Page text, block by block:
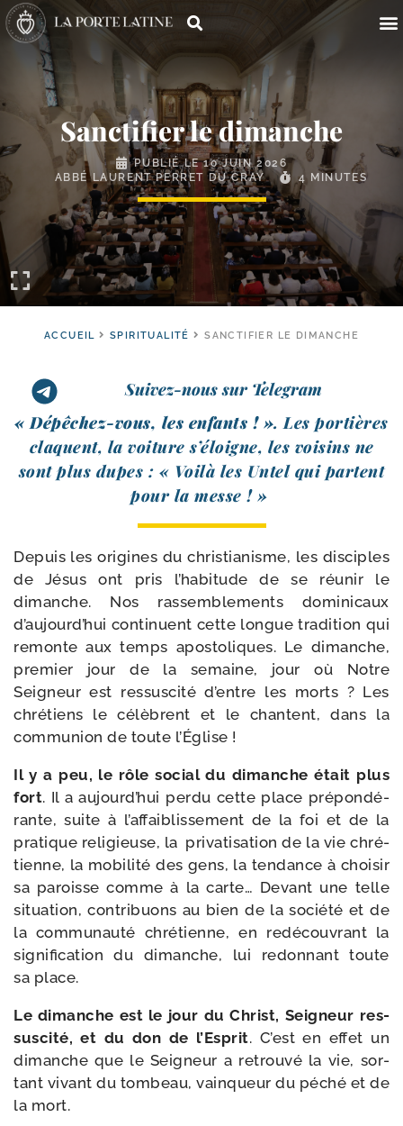
Sanctifier le dimanche
PUBLIÉ LE10 JUIN 2026
ABBÉ LAURENT PERRET DU CRAY
4 MINUTES
ACCUEIL SPIRITUALITÉ SANCTIFIER LE DIMANCHE
Suivez-nous sur Telegram
« Dépêchez-​vous, les enfants ! ». Les por­tières
claquent, la voi­ture s’éloigne, les voi­sins ne
sont plus dupes : « Voilà les Untel qui partent
pour la messe ! »
Depuis les ori­gines du chris­tia­nisme, les dis­ciples
de Jésus ont pris l’habitude de se réunir le
dimanche. Nos ras­sem­ble­ments domi­ni­caux
d’aujourd’hui conti­nuent cette longue tra­di­tion qui
remonte aux temps apos­to­liques. Le dimanche,
pre­mier jour de la semaine, jour où Notre
Seigneur est res­sus­ci­té d’entre les morts ? Les
chré­tiens le célèbrent et le chantent, dans la
com­mu­nion de toute l’Église !
Il y a peu, le rôle social du dimanche était plus
fort. Il a aujourd’hui per­du cette place pré­pon­dé­
rante, suite à l’affaiblissement de la foi et de la
pra­tique reli­gieuse, la pri­va­ti­sa­tion de la vie chré­
tienne, la mobi­li­té des gens, la ten­dance à choi­sir
sa paroisse comme à la carte… Devant une telle
situa­tion, contri­buons au bien de la socié­té et de
la com­mu­nau­té chré­tienne, en redé­cou­vrant la
signi­fi­ca­tion du dimanche, lui redon­nant toute
sa place.
Le dimanche est le jour du Christ, Seigneur res­
sus­ci­té, et du don de l’Esprit. C’est en effet un
dimanche que le Seigneur a retrou­vé la vie, sor­
tant vivant du tom­beau, vain­queur du péché et de
la mort.